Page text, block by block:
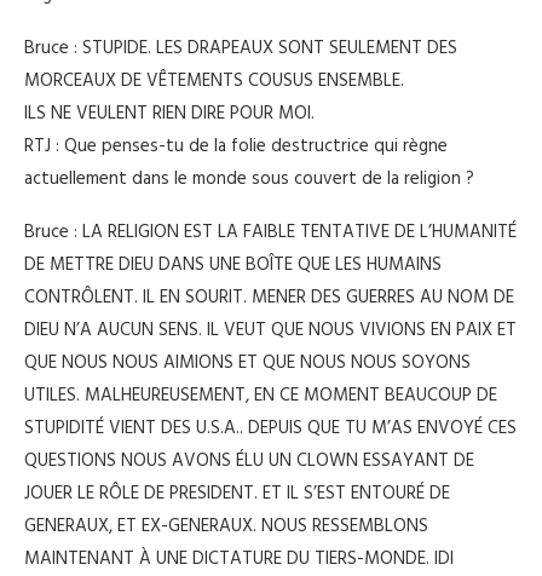
Bruce : STUPIDE. LES DRAPEAUX SONT SEULEMENT DES
MORCEAUX DE VÊTEMENTS COUSUS ENSEMBLE.
ILS NE VEULENT RIEN DIRE POUR MOI.
RTJ : Que penses-tu de la folie destructrice qui règne
actuellement dans le monde sous couvert de la religion ?
Bruce : LA RELIGION EST LA FAIBLE TENTATIVE DE L’HUMANITÉ
DE METTRE DIEU DANS UNE BOÎTE QUE LES HUMAINS
CONTRÔLENT. IL EN SOURIT. MENER DES GUERRES AU NOM DE
DIEU N’A AUCUN SENS. IL VEUT QUE NOUS VIVIONS EN PAIX ET
QUE NOUS NOUS AIMIONS ET QUE NOUS NOUS SOYONS
UTILES. MALHEUREUSEMENT, EN CE MOMENT BEAUCOUP DE
STUPIDITÉ VIENT DES U.S.A.. DEPUIS QUE TU M’AS ENVOYÉ CES
QUESTIONS NOUS AVONS ÉLU UN CLOWN ESSAYANT DE
JOUER LE RÔLE DE PRESIDENT. ET IL S’EST ENTOURÉ DE
GENERAUX, ET EX-GENERAUX. NOUS RESSEMBLONS
MAINTENANT À UNE DICTATURE DU TIERS-MONDE. IDI